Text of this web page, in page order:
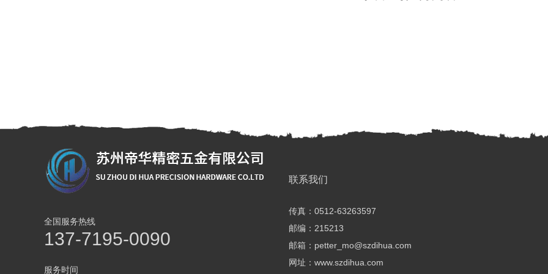
全国服务热线
137-7195-0090
服务时间
联系我们
传真：0512-63263597
邮编：215213
邮箱：petter_mo@szdihua.com
网址：www.szdihua.com